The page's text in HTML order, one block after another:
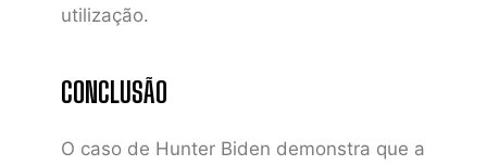
utilização.
CONCLUSÃO
O caso de Hunter Biden demonstra que a